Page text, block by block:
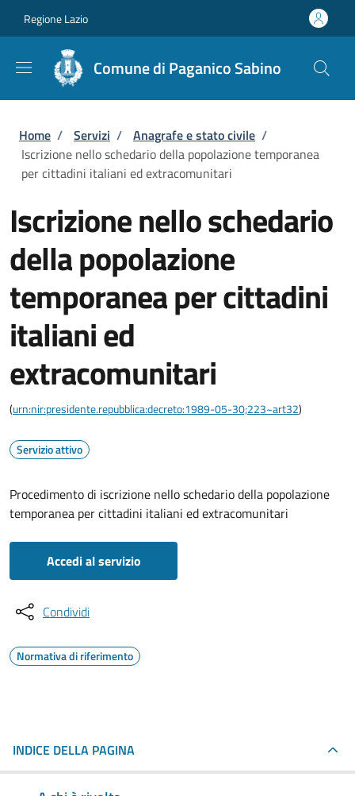
Regione Lazio
Comune di Paganico Sabino
Briciole di pane
Home / Servizi / Anagrafe e stato civile /
Iscrizione nello schedario della popolazione temporanea
per cittadini italiani ed extracomunitari
Iscrizione nello schedario
della popolazione
temporanea per cittadini
italiani ed
extracomunitari
(urn:nir:presidente.repubblica:decreto:1989-05-30;223~art32)
Servizio attivo
Procedimento di iscrizione nello schedario della popolazione
temporanea per cittadini italiani ed extracomunitari
Accedi al servizio
Condividi
Normativa di riferimento
INDICE DELLA PAGINA